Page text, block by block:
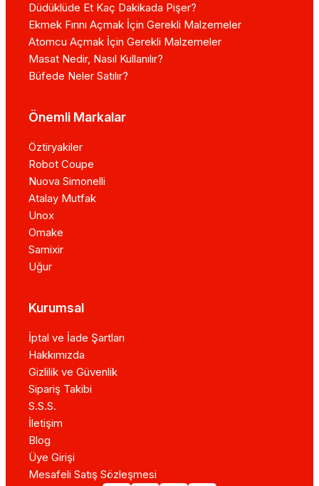
Düdüklüde Et Kaç Dakikada Pişer?
Ekmek Fırını Açmak İçin Gerekli Malzemeler
Atomcu Açmak İçin Gerekli Malzemeler
Masat Nedir, Nasıl Kullanılır?
Büfede Neler Satılır?
Önemli Markalar
Öztiryakiler
Robot Coupe
Nuova Simonelli
Atalay Mutfak
Unox
Omake
Samixir
Uğur
Kurumsal
İptal ve İade Şartları
Hakkımızda
Gizlilik ve Güvenlik
Sipariş Takibi
S.S.S.
İletişim
Blog
Üye Girişi
Mesafeli Satış Sözleşmesi